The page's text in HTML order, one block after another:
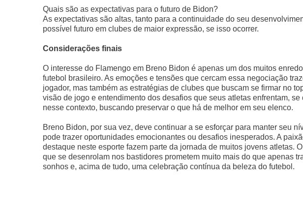
Quais são as expectativas para o futuro de Bidon?
As expectativas são altas, tanto para a continuidade do seu
possível futuro em clubes de maior expressão, se isso ocorrer.
Considerações finais
O interesse do Flamengo em Breno Bidon é apenas um dos muitos
futebol brasileiro. As emoções e tensões que cercam essa negociação
jogador, mas também as estratégias de clubes que buscam se firmar no
visão de jogo e entendimento dos desafios que seus atletas enfrentam,
nesse contexto, buscando preservar o que há de melhor em seu elenco.
Breno Bidon, por sua vez, deve continuar a se esforçar para manter seu
pode trazer oportunidades emocionantes ou desafios inesperados. A
destaque neste esporte fazem parte da jornada de muitos jovens atletas.
que se desenrolam nos bastidores prometem muito mais do que apenas
sonhos e, acima de tudo, uma celebração contínua da beleza do futebol.